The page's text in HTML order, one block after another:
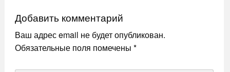
Добавить комментарий
Ваш адрес email не будет опубликован.
Обязательные поля помечены *